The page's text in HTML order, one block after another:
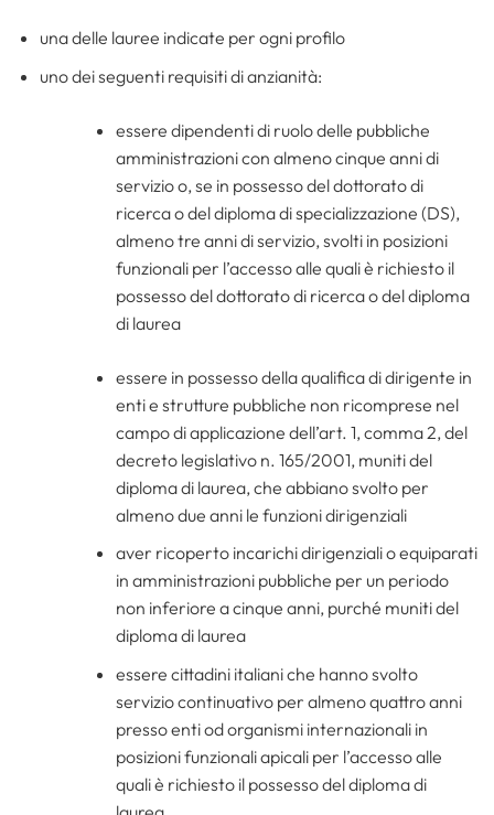
una delle lauree indicate per ogni profilo
uno dei seguenti requisiti di anzianità:
essere dipendenti di ruolo delle pubbliche
amministrazioni con almeno cinque anni di
servizio o, se in possesso del dottorato di
ricerca o del diploma di specializzazione (DS),
almeno tre anni di servizio, svolti in posizioni
funzionali per l’accesso alle quali è richiesto il
possesso del dottorato di ricerca o del diploma
di laurea
essere in possesso della qualifica di dirigente in
enti e strutture pubbliche non ricomprese nel
campo di applicazione dell’art. 1, comma 2, del
decreto legislativo n. 165/2001, muniti del
diploma di laurea, che abbiano svolto per
almeno due anni le funzioni dirigenziali
aver ricoperto incarichi dirigenziali o equiparati
in amministrazioni pubbliche per un periodo
non inferiore a cinque anni, purché muniti del
diploma di laurea
essere cittadini italiani che hanno svolto
servizio continuativo per almeno quattro anni
presso enti od organismi internazionali in
posizioni funzionali apicali per l’accesso alle
quali è richiesto il possesso del diploma di